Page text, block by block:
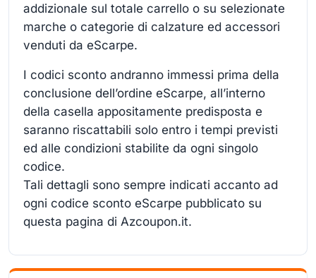
addizionale sul totale carrello o su selezionate
marche o categorie di calzature ed accessori
venduti da eScarpe.
I codici sconto andranno immessi prima della
conclusione dell’ordine eScarpe, all’interno
della casella appositamente predisposta e
saranno riscattabili solo entro i tempi previsti
ed alle condizioni stabilite da ogni singolo
codice.
Tali dettagli sono sempre indicati accanto ad
ogni codice sconto eScarpe pubblicato su
questa pagina di Azcoupon.it.